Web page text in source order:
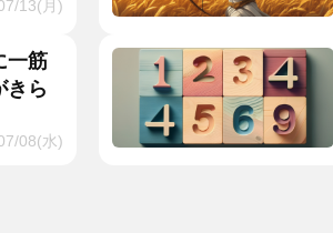
13(月)
一筋
きら
08(水)